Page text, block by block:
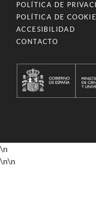
POLÍTICA DE
POLÍTICA DE
ACCESIBILIDAD
CONTACTO
\n
\n\n